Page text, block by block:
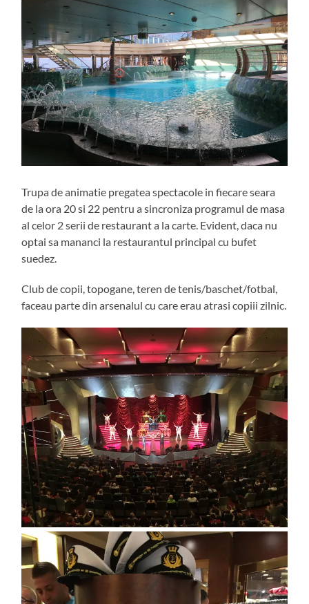
Trupa de animatie pregatea spectacole in fiecare seara
de la ora 20 si 22 pentru a sincroniza programul de masa
al celor 2 serii de restaurant a la carte. Evident, daca nu
optai sa mananci la restaurantul principal cu bufet
suedez.
Club de copii, topogane, teren de tenis/baschet/fotbal,
faceau parte din arsenalul cu care erau atrasi copiii zilnic.